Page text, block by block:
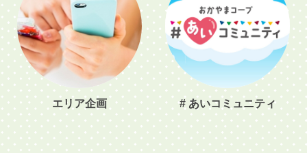
エリア企画 # あいコミュニティ